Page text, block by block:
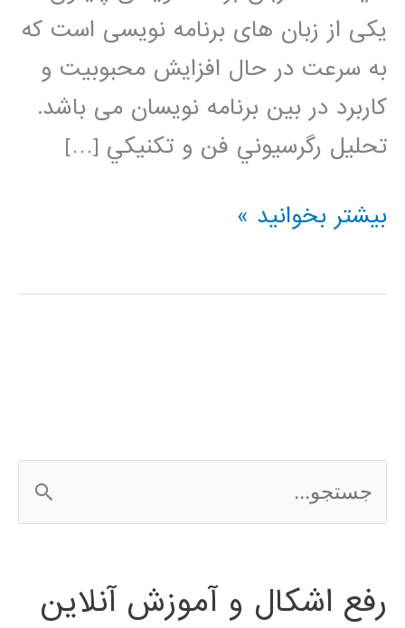
یکی از زبان های برنامه نویسی است که
به سرعت در حال افزایش محبوبیت و
کاربرد در بین برنامه نویسان می باشد.
تحليل رگرسيوني فن و تکنيکي […]
رگرسیون
در
بیشتر بخوانید »
س
ج
رفع اشکال و آموزش آنلاین